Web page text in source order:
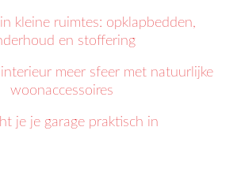
kleine ruimtes: opklapbedden,
en stoffering
meer sfeer met natuurlijke
woonaccessoires
je je garage praktisch in